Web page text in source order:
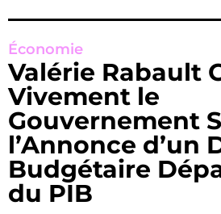
Économie
Valérie Rabault
Vivement le
Gouvernement
l’Annonce d’un
Budgétaire
du PIB